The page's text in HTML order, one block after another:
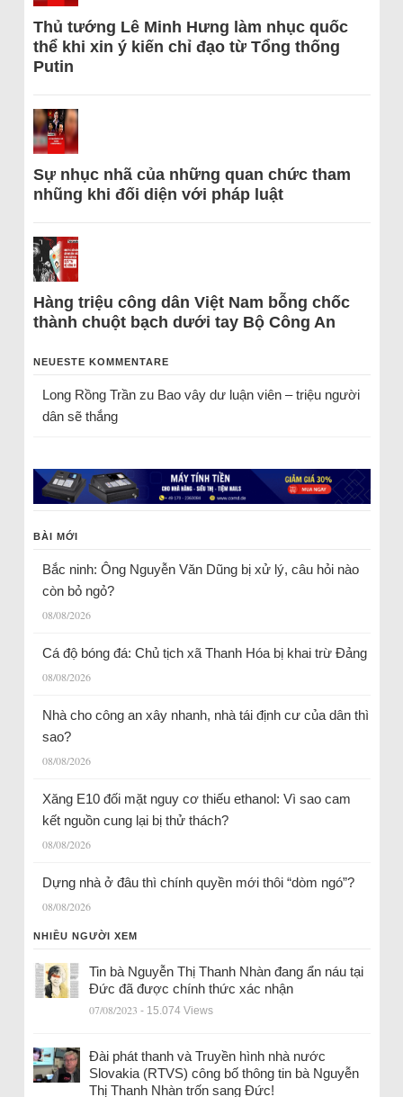
Thủ tướng Lê Minh Hưng làm nhục quốc
thể khi xin ý kiến chỉ đạo từ Tổng thống
Putin
Sự nhục nhã của những quan chức tham
nhũng khi đối diện với pháp luật
Hàng triệu công dân Việt Nam bỗng chốc
thành chuột bạch dưới tay Bộ Công An
NEUESTE KOMMENTARE
Long Rồng Trầnzu Bao vây dư luận viên – triệu người
dân sẽ thắng
BÀI MỚI
Bắc ninh: Ông Nguyễn Văn Dũng bị xử lý, câu hỏi nào
còn bỏ ngỏ?
08/08/2026
Cá độ bóng đá: Chủ tịch xã Thanh Hóa bị khai trừ Đảng
08/08/2026
Nhà cho công an xây nhanh, nhà tái định cư của dân thì
sao?
08/08/2026
Xăng E10 đối mặt nguy cơ thiếu ethanol: Vì sao cam
kết nguồn cung lại bị thử thách?
08/08/2026
Dựng nhà ở đâu thì chính quyền mới thôi “dòm ngó”?
08/08/2026
NHIỀU NGƯỜI XEM
Tin bà Nguyễn Thị Thanh Nhàn đang ẩn náu tại
Đức đã được chính thức xác nhận
07/08/2023 - 15.074 Views
Đài phát thanh và Truyền hình nhà nước
Slovakia (RTVS) công bố thông tin bà Nguyễn
Thị Thanh Nhàn trốn sang Đức!